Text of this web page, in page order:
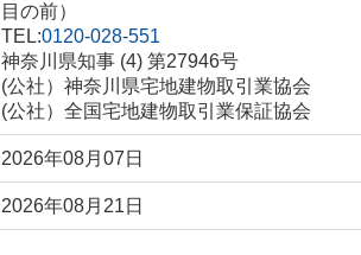
目の前）
TEL:0120-028-551
神奈川県知事 (4) 第27946号
(公社）神奈川県宅地建物取引業協会
(公社）全国宅地建物取引業保証協会
2026年08月07日
2026年08月21日